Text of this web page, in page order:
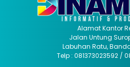
Alamat Kantor
Jalan Untung
Labuhan Ratu,
Telp : 081373023592 /